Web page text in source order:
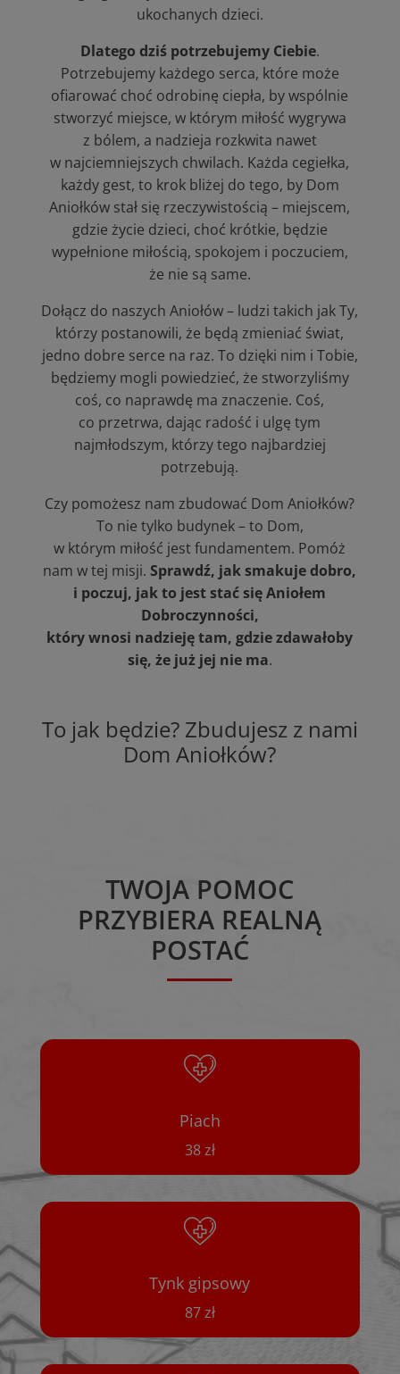
ukochanych dzieci.
Dlatego dziś potrzebujemy Ciebie.
Potrzebujemy każdego serca, które może
ofiarować choć odrobinę ciepła, by wspólnie
stworzyć miejsce, w którym miłość wygrywa
z bólem, a nadzieja rozkwita nawet
w najciemniejszych chwilach. Każda cegiełka,
każdy gest, to krok bliżej do tego, by Dom
Aniołków stał się rzeczywistością – miejscem,
gdzie życie dzieci, choć krótkie, będzie
wypełnione miłością, spokojem i poczuciem,
że nie są same.
Dołącz do naszych Aniołów – ludzi takich jak Ty,
którzy postanowili, że będą zmieniać świat,
jedno dobre serce na raz. To dzięki nim i Tobie,
będziemy mogli powiedzieć, że stworzyliśmy
coś, co naprawdę ma znaczenie. Coś,
co przetrwa, dając radość i ulgę tym
najmłodszym, którzy tego najbardziej
potrzebują.
Czy pomożesz nam zbudować Dom Aniołków?
To nie tylko budynek – to Dom,
w którym miłość jest fundamentem. Pomóż
nam w tej misji.Sprawdź, jak smakuje dobro,
i poczuj, jak to jest stać się Aniołem
Dobroczynności,
który wnosi nadzieję tam, gdzie zdawałoby
się, że już jej nie ma.
To jak będzie? Zbudujesz z nami
Dom Aniołków?
TWOJA POMOC
PRZYBIERA REALNĄ
POSTAĆ
Piach
38 zł
Tynk gipsowy
87 zł